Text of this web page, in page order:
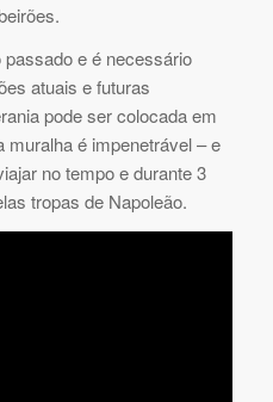
e é necessário
atuais e futuras
pode ser colocada em
é impenetrável – e
no tempo e durante 3
tropas de Napoleão.